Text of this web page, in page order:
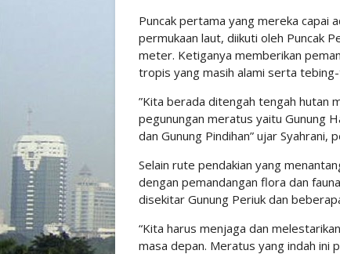
Puncak pertama yang mereka capai
permukaan laut, diikuti oleh Puncak
meter. Ketiganya memberikan
tropis yang masih alami serta
”Kita berada ditengah tengah hutan
pegunungan meratus yaitu Gunung
dan Gunung Pindihan” ujar
Selain rute pendakian yang
dengan pemandangan flora dan
disekitar Gunung Periuk dan
“Kita harus menjaga dan
masa depan. Meratus yang indah ini